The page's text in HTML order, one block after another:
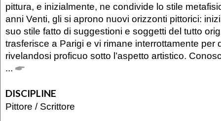
pittura, e inizialmente, ne condivide lo stile
anni Venti, gli si aprono nuovi orizzonti pittorici:
suo stile fatto di suggestioni e soggetti del tutto
trasferisce a Parigi e vi rimane interrottamente per
rivelandosi proficuo sotto l’aspetto artistico.
...
DISCIPLINE
Pittore / Scrittore